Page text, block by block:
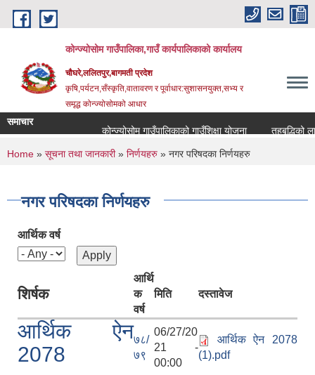
Skip to main content
कोन्ज्योसोम गाउँपालिका,गाउँ कार्यपालिकाको कार्यालय
चौघरे,ललितपुर,बागमती प्रदेश
कृषि,पर्यटन,सँस्कृति,वातावरण र पूर्वाधार:सुशासनयुक्त,सभ्य र
समृद्ध कोन्ज्योसोमको आधार
समाचार
कोन्ज्योसोम गाउँपालिकाको गाउँशिक्षा योजना
तहबृद्धिको
You are here
Home » सूचना तथा जानकारी» निर्णयहरु » नगर परिषदका निर्णयहरु
नगर परिषदका निर्णयहरु
आर्थिक वर्ष
शिर्षक
आर्थि
क
वर्ष
मिति दस्तावेज
आर्थिक ऐन
2078
७८/
७९
06/27/20
21 -
00:00
आर्थिक ऐन 2078
(1).pdf